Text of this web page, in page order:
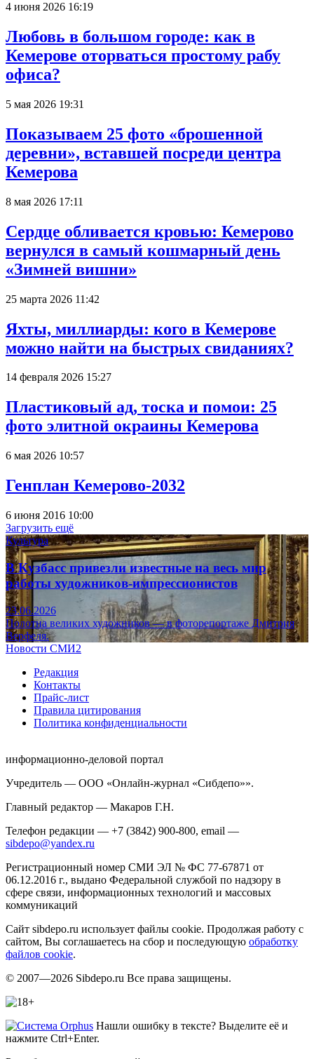
4 июня 2026 16:19
Любовь в большом городе: как в
Кемерове оторваться простому рабу
офиса?
5 мая 2026 19:31
Показываем 25 фото «брошенной
деревни», вставшей посреди центра
Кемерова
8 мая 2026 17:11
Сердце обливается кровью: Кемерово
вернулся в самый кошмарный день
«Зимней вишни»
25 марта 2026 11:42
Яхты, миллиарды: кого в Кемерове
можно найти на быстрых свиданиях?
14 февраля 2026 15:27
Пластиковый ад, тоска и помои: 25
фото элитной окраины Кемерова
6 мая 2026 10:57
Генплан Кемерово-2032
6 июня 2016 10:00
Загрузить ещё
Культура
В Кузбасс привезли известные на весь мир
работы художников-импрессионистов
23.06.2026
Полотна великих художников — в фоторепортаже Дмитрия
Верфеля.
Новости СМИ2
Редакция
Контакты
Прайс-лист
Правила цитирования
Политика конфиденциальности
информационно-деловой портал
Учредитель — ООО «Онлайн-журнал «Сибдепо»».
Главный редактор — Макаров Г.Н.
Телефон редакции — +7 (3842) 900-800, email —
sibdepo@yandex.ru
Регистрационный номер СМИ ЭЛ № ФС 77-67871 от
06.12.2016 г., выдано Федеральной службой по надзору в
сфере связи, информационных технологий и массовых
коммуникаций
Сайт sibdepo.ru использует файлы cookie. Продолжая работу с
сайтом, Вы соглашаетесь на сбор и последующую обработку
файлов cookie.
© 2007—2026 Sibdepo.ru Все права защищены.
Нашли ошибку в тексте? Выделите её и
нажмите Ctrl+Enter.